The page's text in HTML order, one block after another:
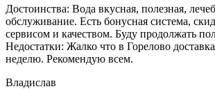
Достоинства: Вода вкусная, полезная,
обслуживание. Есть бонусная система,
сервисом и качеством. Буду продолжать
Недостатки: Жалко что в Горелово
неделю. Рекомендую всем.
Владислав